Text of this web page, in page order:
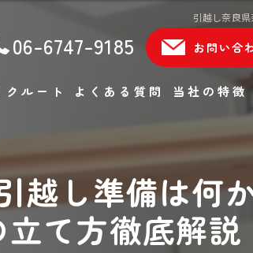
引越し奈良
06-6747-9185 お問い合
クルート よくある質問 当社の特徴
ファミリー
軽貨物
越し準備は何
て方徹底解説